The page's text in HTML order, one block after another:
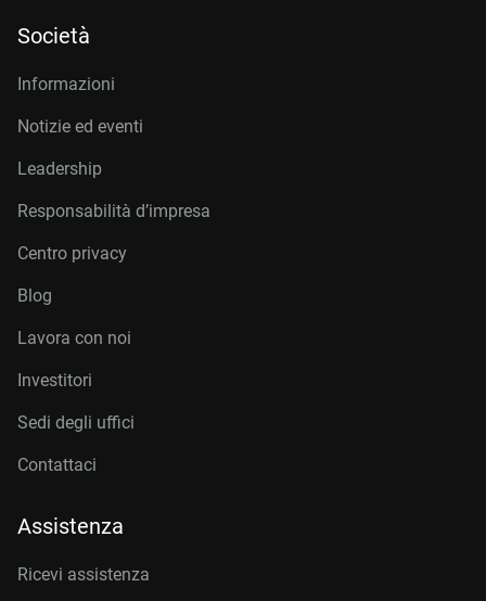
Società
Informazioni
Notizie ed eventi
Leadership
Responsabilità d’impresa
Centro privacy
Blog
Lavora con noi
Investitori
Sedi degli uffici
Contattaci
Assistenza
Ricevi assistenza